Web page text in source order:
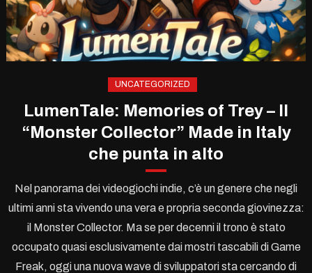
UNCATEGORIZED
LumenTale: Memories of Trey – Il
“Monster Collector” Made in Italy
che punta in alto
Nel panorama dei videogiochi indie, c’è un genere che negli
ultimi anni sta vivendo una vera e propria seconda giovinezza:
il Monster Collector. Ma se per decenni il trono è stato
occupato quasi esclusivamente dai mostri tascabili di Game
Freak, oggi una nuova wave di sviluppatori sta cercando di